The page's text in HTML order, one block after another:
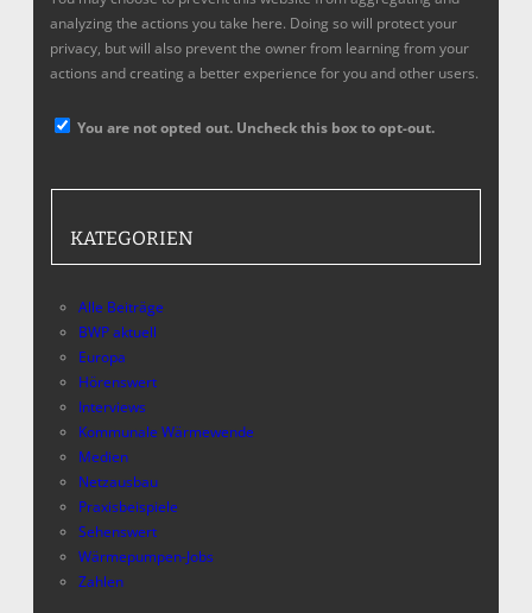
analyzing the actions you take here. Doing so will protect your
privacy, but will also prevent the owner from learning from your
actions and creating a better experience for you and other users.
You are not opted out. Uncheck this box to opt-out.
KATEGORIEN
Alle Beiträge
BWP aktuell
Europa
Hörenswert
Interviews
Kommunale Wärmewende
Medien
Netzausbau
Praxisbeispiele
Sehenswert
Wärmepumpen-Jobs
Zahlen